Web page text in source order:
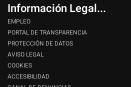
Información Legal...
EMPLEO
PORTAL DE TRANSPARENCIA
PROTECCIÓN DE DATOS
AVISO LEGAL
COOKIES
ACCESIBILIDAD